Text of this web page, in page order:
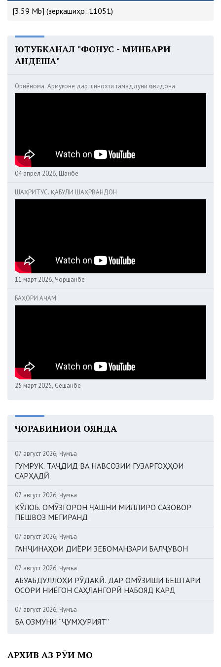
[3.59 Mb] (зеркашиҳо: 11051)
ЮТУБКАНАЛ "ФОНУС - МИНБАРИ
АНДЕША"
Ориёнома. Армуғоне дар шинохти тамаддуни ҷовидона
04 апрел 2026, Шанбе
ШАҲРИТУС. ҚАБУЛИ ШАҲРВАНДОН
11 март 2026, Чоршанбе
БАҲОРИ АҶАМ
25 март 2025, Сешанбе
ЧОРАБИНИҲОИ ОЯНДА
07 август 2026, Ҷумъа
ГУМРУК. ТАҶДИД ВА НАВСОЗИИ ГУЗАРГОҲҲОИ
САРҲАДӢ
07 август 2026, Ҷумъа
КӮЛОБ. ОМӮЗГОРОН ҶАШНИ МИЛЛИРО САЗОВОР
ПЕШВОЗ МЕГИРАНД
07 август 2026, Ҷумъа
ГАНҶИНАҲОИ ДИЁРИ ЗЕБОМАНЗАРИ БАЛҶУВОН
07 август 2026, Ҷумъа
АБУАБДУЛЛОҲИ РӮДАКӢ. ДАР ОМӮЗИШИ БЕШТАРИ
ОСОРИ НИЁГОН САҲЛАНГОРӢ НАБОЯД КАРД
07 август 2026, Ҷумъа
БА ОЗМУНИ “ҶУМҲУРИЯТ”
АРХИВ АЗ РӮИ МОҲ